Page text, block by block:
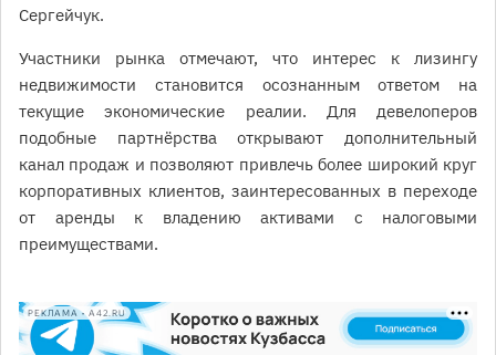
Сергейчук.
Участники рынка отмечают, что интерес к лизингу
недвижимости становится осознанным ответом на
текущие экономические реалии. Для девелоперов
подобные партнёрства открывают дополнительный
канал продаж и позволяют привлечь более широкий круг
корпоративных клиентов, заинтересованных в переходе
от аренды к владению активами с налоговыми
преимуществами.
РЕКЛАМА • A42.RU